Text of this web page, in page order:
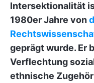
Intersektionalität
1980er Jahre von
geprägt wurde. Er
Verflechtung
ethnische